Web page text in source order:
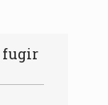
fugir